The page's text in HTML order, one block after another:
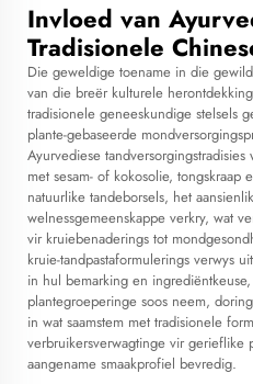
Invloed van
Tradisionele
Die geweldige toename in die
van die breër kulturele
tradisionele geneeskundige stelsels
plante-gebaseerde
Ayurvediese
met sesam- of kokosolie, tongskraap
natuurlike tandeborsels, het
welnessgemeenskappe verkry, wat
vir kruiebenaderings tot
kruie-tandpastaformulerings verwys
in hul bemarking en
plantegroeperinge soos neem,
in wat saamstem met tradisionele
verbruikersverwagtinge vir gerieflike
aangename smaakprofiel bevredig.